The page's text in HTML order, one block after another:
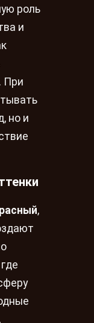
роль
и
При
но и
,
,